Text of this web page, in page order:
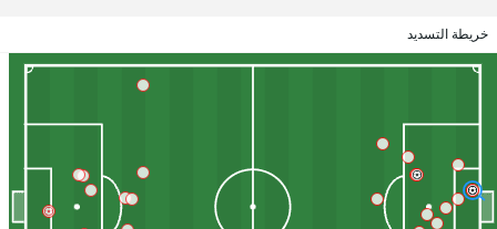
خريطة التسديد